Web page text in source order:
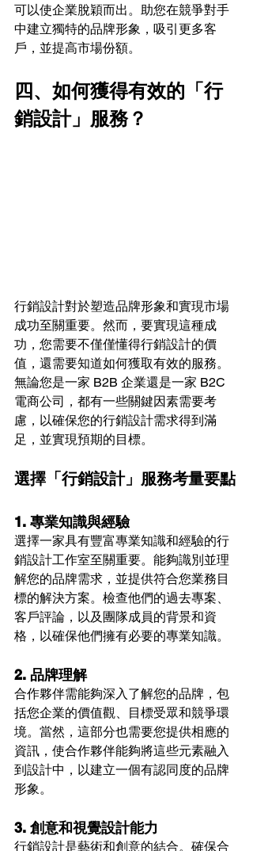
可以使企業脫穎而出。助您在競爭對手
中建立獨特的品牌形象，吸引更多客
戶，並提高市場份額。
四、如何獲得有效的「行
銷設計」服務？
行銷設計對於塑造品牌形象和實現市場
成功至關重要。然而，要實現這種成
功，您需要不僅僅懂得行銷設計的價
值，還需要知道如何獲取有效的服務。
無論您是一家 B2B 企業還是一家 B2C
電商公司，都有一些關鍵因素需要考
慮，以確保您的行銷設計需求得到滿
足，並實現預期的目標。
選擇「行銷設計」服務考量要點
1. 專業知識與經驗
選擇一家具有豐富專業知識和經驗的行
銷設計工作室至關重要。能夠識別並理
解您的品牌需求，並提供符合您業務目
標的解決方案。檢查他們的過去專案、
客戶評論，以及團隊成員的背景和資
格，以確保他們擁有必要的專業知識。
2. 品牌理解
合作夥伴需能夠深入了解您的品牌，包
括您企業的價值觀、目標受眾和競爭環
境。當然，這部分也需要您提供相應的
資訊，使合作夥伴能夠將這些元素融入
到設計中，以建立一個有認同度的品牌
形象。
3. 創意和視覺設計能力
行銷設計是藝術和創意的結合。確保合